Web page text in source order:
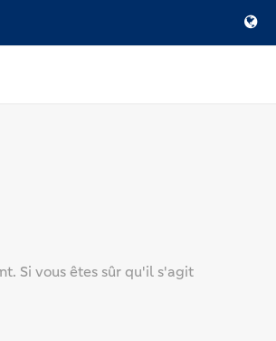
Si vous êtes sûr qu'il s'agit